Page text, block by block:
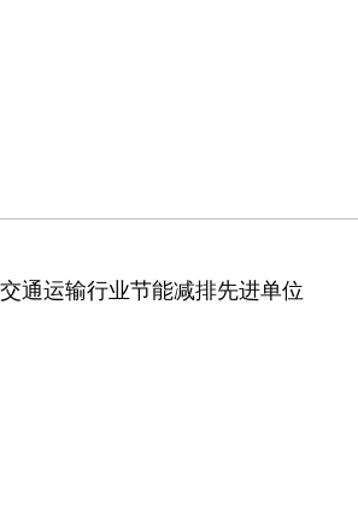
通运输行业节能减排先进单位